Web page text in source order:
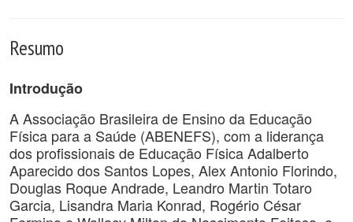
Resumo
Introdução
A Associação Brasileira de Ensino da Educação
Física para a Saúde (ABENEFS), com a liderança
dos profissionais de Educação Física Adalberto
Aparecido dos Santos Lopes, Alex Antonio Florindo,
Douglas Roque Andrade, Leandro Martin Totaro
Garcia, Lisandra Maria Konrad, Rogério César